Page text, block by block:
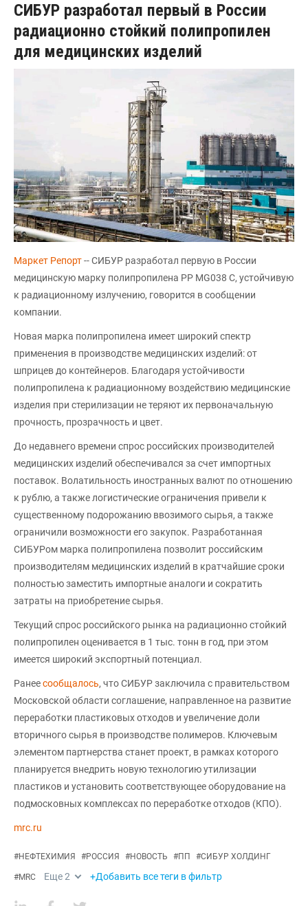
СИБУР разработал первый в России
радиационно стойкий полипропилен
для медицинских изделий
Маркет Репорт-- СИБУР разработал первую в России
медицинскую марку полипропилена PP MG038 C, устойчивую
к радиационному излучению, говорится в сообщении
компании.
Новая марка полипропилена имеет широкий спектр
применения в производстве медицинских изделий: от
шприцев до контейнеров. Благодаря устойчивости
полипропилена к радиационному воздействию медицинские
изделия при стерилизации не теряют их первоначальную
прочность, прозрачность и цвет.
До недавнего времени спрос российских производителей
медицинских изделий обеспечивался за счет импортных
поставок. Волатильность иностранных валют по отношению
к рублю, а также логистические ограничения привели к
существенному подорожанию ввозимого сырья, а также
ограничили возможности его закупок. Разработанная
СИБУРом марка полипропилена позволит российским
производителям медицинских изделий в кратчайшие сроки
полностью заместить импортные аналоги и сократить
затраты на приобретение сырья.
Текущий спрос российского рынка на радиационно стойкий
полипропилен оценивается в 1 тыс. тонн в год, при этом
имеется широкий экспортный потенциал.
Ранеесообщалось, что СИБУР заключила с правительством
Московской области соглашение, направленное на развитие
переработки пластиковых отходов и увеличение доли
вторичного сырья в производстве полимеров. Ключевым
элементом партнерства станет проект, в рамках которого
планируется внедрить новую технологию утилизации
пластиков и установить соответствующее оборудование на
подмосковных комплексах по переработке отходов (КПО).
mrc.ru
#НЕФТЕХИМИЯ #РОССИЯ #НОВОСТЬ #ПП #СИБУР ХОЛДИНГ
#MRC Еще2 +Добавить все теги в фильтр